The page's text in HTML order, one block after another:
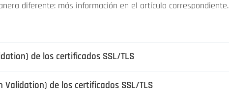
diferente: más información en el artículo correspondiente.
de los certificados SSL/TLS
Validation) de los certificados SSL/TLS